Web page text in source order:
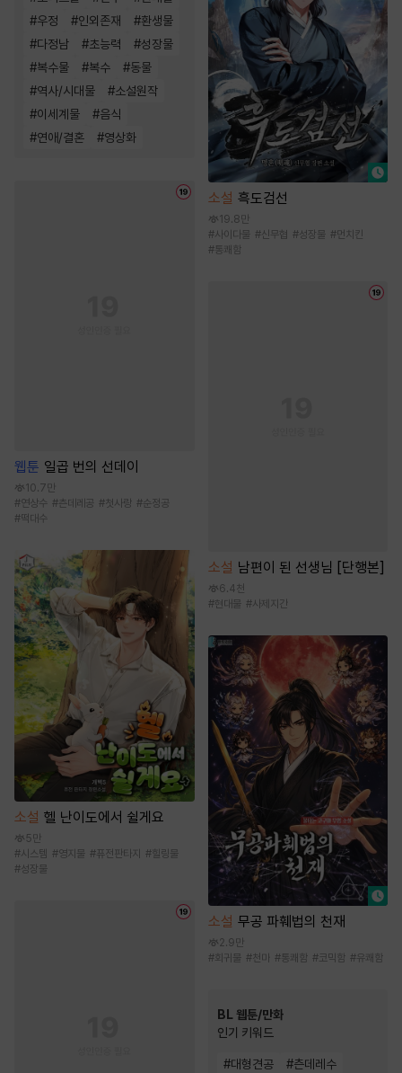
#우정 #인외존재 #환생물
#다정남 #초능력 #성장물
#복수물 #복수 #동물
#역사/시대물 #소설원작
#이세계물 #음식
#연애/결혼 #영상화
웹툰 일곱 번의 선데이
10.7만
#연상수 #츤데레공 #첫사랑 #순정공
#떡대수
소설 헬 난이도에서 쉴게요
5만
#시스템 #영지물 #퓨전판타지 # 힐링물
#성장물
소설 흑도검선
19.8만
#사이다물 #신무협 #성장물 #먼치킨
#통쾌함
소설 남편이 된 선생님 [단행본]
6.4천
#현대물 #사제지간
소설 무공 파훼법의 천재
2.9만
#회귀물 #천마 #통쾌함 #코믹함 #유쾌함
BL 웹툰/만화
인기 키워드
#대형견공 #츤데레수